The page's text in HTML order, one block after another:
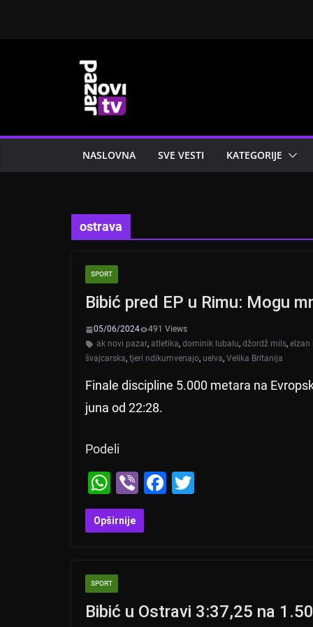
NASLOVNA SVE VESTI KATEGORIJE
ostrava
SPORT
Bibić pred EP u Rimu: Mogu
05/06/2024
491 Views
ak novi pazar, atletika, dominik lubalu, džordž mils, elzan
švajcarska, tjeri ndikumvenajo, uelva, Velika Britanija
Finale discipline 5.000 metara na
juna od 22:28.
Podeli
W
h
at
A
p
p
Vi
b
er
F
o
Opširnije
SPORT
Bibić u Ostravi 3:37,25 na